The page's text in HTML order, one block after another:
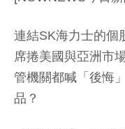
連結SK海力士的個
席捲美國與亞洲市
管機關都喊「後悔
品？